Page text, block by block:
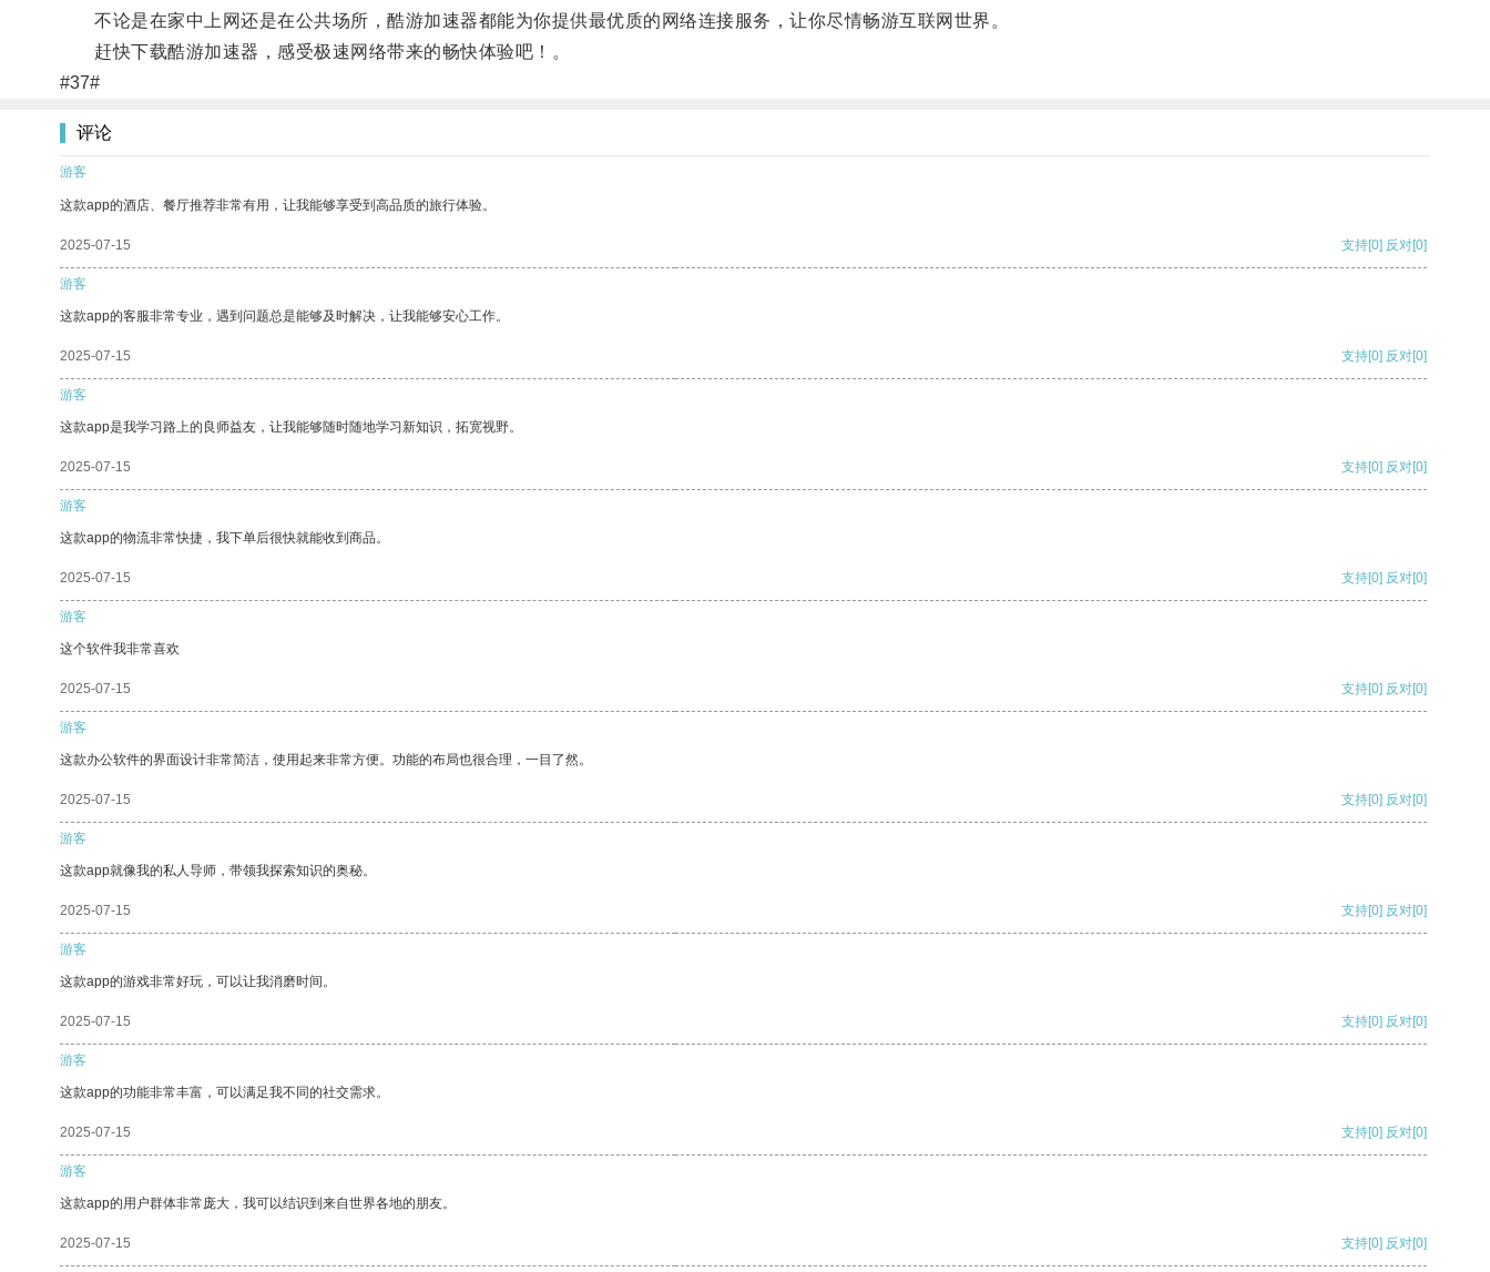
不论是在家中上网还是在公共场所，酷游加速器都能为你提供最优质的网络连接服务，让你尽情畅游互联网世界。
赶快下载酷游加速器，感受极速网络带来的畅快体验吧！。
#37#
评论
游客
这款app的酒店、餐厅推荐非常有用，让我能够享受到高品质的旅行体验。
2025-07-15 支持[0] 反对[0]
游客
这款app的客服非常专业，遇到问题总是能够及时解决，让我能够安心工作。
2025-07-15 支持[0] 反对[0]
游客
这款app是我学习路上的良师益友，让我能够随时随地学习新知识，拓宽视野。
2025-07-15 支持[0] 反对[0]
游客
这款app的物流非常快捷，我下单后很快就能收到商品。
2025-07-15 支持[0] 反对[0]
游客
这个软件我非常喜欢
2025-07-15 支持[0] 反对[0]
游客
这款办公软件的界面设计非常简洁，使用起来非常方便。功能的布局也很合理，一目了然。
2025-07-15 支持[0] 反对[0]
游客
这款app就像我的私人导师，带领我探索知识的奥秘。
2025-07-15 支持[0] 反对[0]
游客
这款app的游戏非常好玩，可以让我消磨时间。
2025-07-15 支持[0] 反对[0]
游客
这款app的功能非常丰富，可以满足我不同的社交需求。
2025-07-15 支持[0] 反对[0]
游客
这款app的用户群体非常庞大，我可以结识到来自世界各地的朋友。
2025-07-15 支持[0] 反对[0]